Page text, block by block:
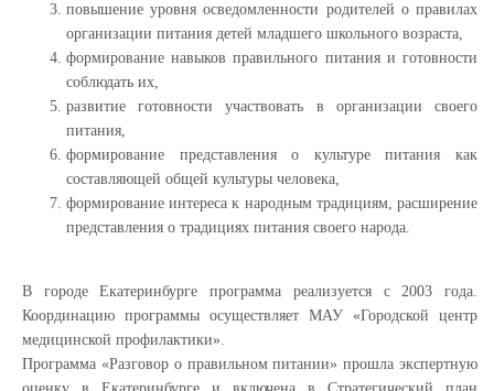
повышение уровня осведомленности родителей о правилах
организации питания детей младшего школьного возраста,
формирование навыков правильного питания и готовности
соблюдать их,
развитие готовности участвовать в организации своего
питания,
формирование представления о культуре питания как
составляющей общей культуры человека,
формирование интереса к народным традициям, расширение
представления о традициях питания своего народа.
В городе Екатеринбурге программа реализуется с 2003 года.
Координацию программы осуществляет МАУ «Городской центр
медицинской профилактики».
Программа «Разговор о правильном питании» прошла экспертную